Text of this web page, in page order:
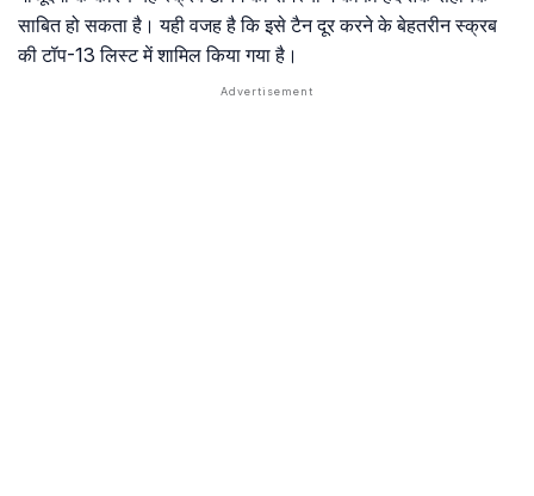
साबित हो सकता है। यही वजह है कि इसे टैन दूर करने के बेहतरीन स्क्रब
की टॉप-13 लिस्ट में शामिल किया गया है।